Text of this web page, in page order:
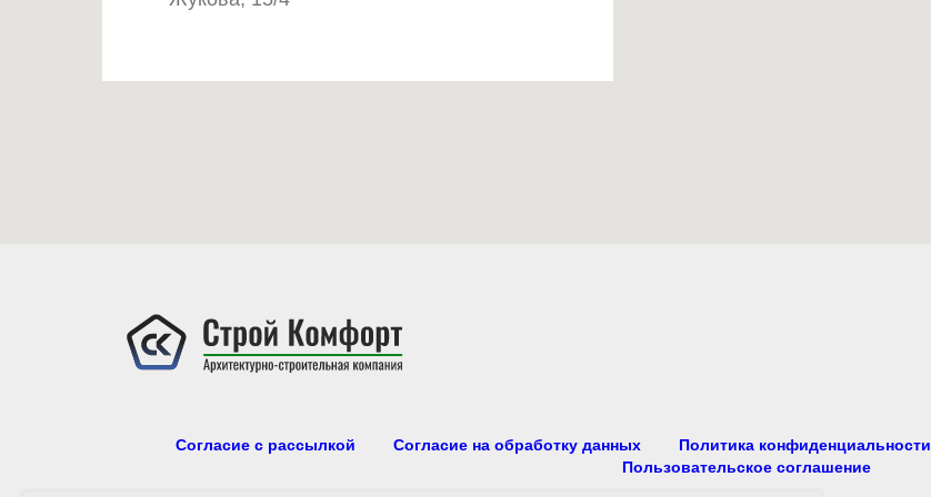
Согласие с рассылкой Согласие на обработку данных Политика конфиденциальности
Пользовательское соглашение